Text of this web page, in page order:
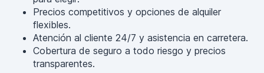
Precios competitivos y opciones de alquiler
flexibles.
Atención al cliente 24/7 y asistencia en carretera.
Cobertura de seguro a todo riesgo y precios
transparentes.